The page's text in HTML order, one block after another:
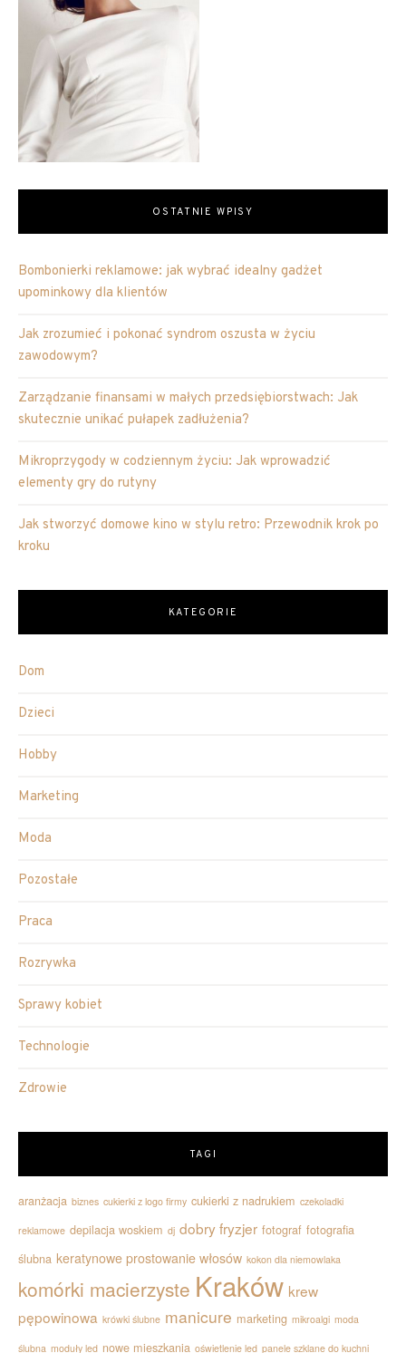
OSTATNIE WPISY
Bombonierki reklamowe: jak wybrać idealny gadżet
upominkowy dla klientów
Jak zrozumieć i pokonać syndrom oszusta w życiu
zawodowym?
Zarządzanie finansami w małych przedsiębiorstwach: Jak
skutecznie unikać pułapek zadłużenia?
Mikroprzygody w codziennym życiu: Jak wprowadzić
elementy gry do rutyny
Jak stworzyć domowe kino w stylu retro: Przewodnik krok po
kroku
KATEGORIE
Dom
Dzieci
Hobby
Marketing
Moda
Pozostałe
Praca
Rozrywka
Sprawy kobiet
Technologie
Zdrowie
TAGI
aranżacja biznes cukierki z logo firmy cukierki z nadrukiem czekoladki
reklamowe depilacja woskiem dj dobry fryzjer fotograf fotografia
ślubna keratynowe prostowanie włosów kokon dla niemowlaka
komórki macierzyste Kraków krew
pępowinowa krówki ślubne manicure marketing mikroalgi moda
ślubna moduły led nowe mieszkania oświetlenie led panele szklane do kuchni